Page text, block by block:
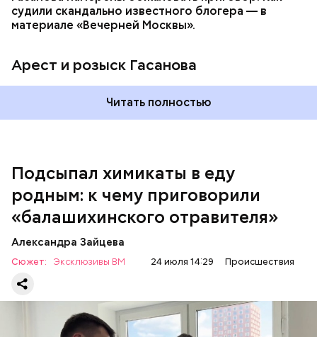
судили скандально известного блогера — в
материале «Вечерней Москвы».
Арест и розыск Гасанова
Читать полностью
Подсыпал химикаты в еду
родным: к чему приговорили
«балашихинского отравителя»
Александра Зайцева
Сюжет: Эксклюзивы ВМ 24 июля 14:29 Происшествия
Play
Video
Началось расследование. В квартире потерпевших
Также отравленную пищу ела его младшая сестра.